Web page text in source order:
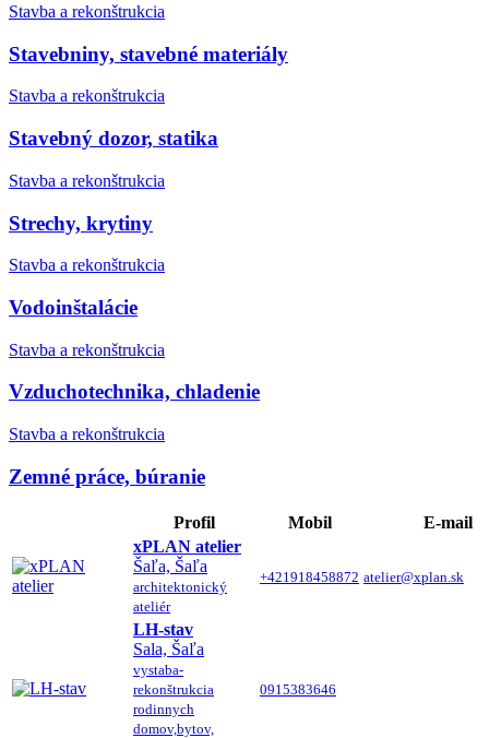
Stavba a rekonštrukcia
Stavebniny, stavebné materiály
Stavba a rekonštrukcia
Stavebný dozor, statika
Stavba a rekonštrukcia
Strechy, krytiny
Stavba a rekonštrukcia
Vodoinštalácie
Stavba a rekonštrukcia
Vzduchotechnika, chladenie
Stavba a rekonštrukcia
Zemné práce, búranie
Profil Mobil
E-mail
xPLAN atelier
Šaľa, Šaľa
architektonický
ateliér
+421918458872 atelier@xplan.sk
LH-stav
Sala, Šaľa
vystaba-
rekonštrukcia
rodinnych
domov,bytov,
0915383646